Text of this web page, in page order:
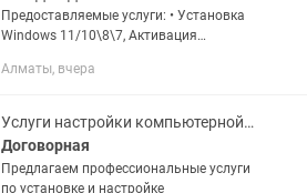
Предоставляемые услуги: • Установка
Windows 11/10\8\7, Активация
(Word, Excel, PowerPoint), Антивирусы •
Алматы, вчера
Услуги настройки компьютерной техники
Договорная
Предлагаем профессиональные услуги
по установке и настройке